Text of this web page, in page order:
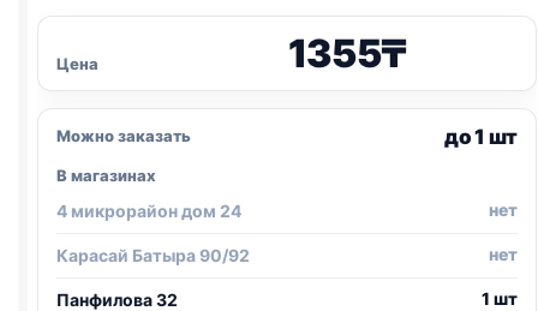
Цена 1355₸
Можно заказать до 1 шт
В магазинах
4 микрорайон дом 24 нет
Карасай Батыра 90/92 нет
Панфилова 32 1 шт